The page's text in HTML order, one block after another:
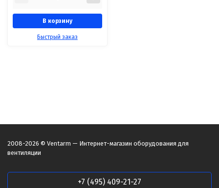
В корзину
Быстрый заказ
2008-2026 © Ventarm — Интернет-магазин оборудования для
вентиляции
+7 (495) 409-21-27